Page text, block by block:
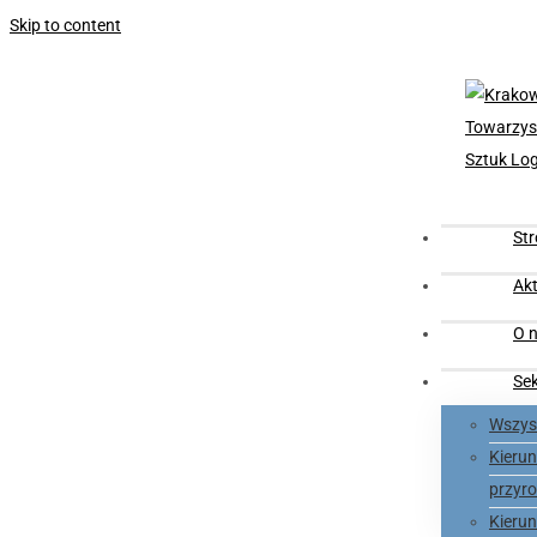
Skip to content
O